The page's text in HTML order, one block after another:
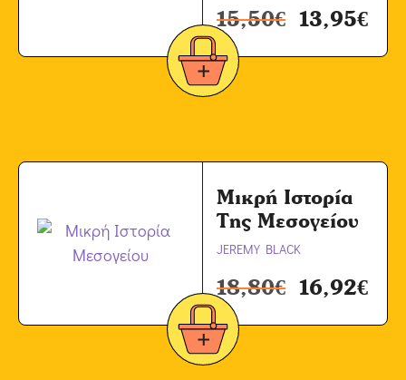
15,50€ 13,95€
Μικρή Ιστορία
Της Μεσογείου
JEREMY BLACK
18,80€ 16,92€